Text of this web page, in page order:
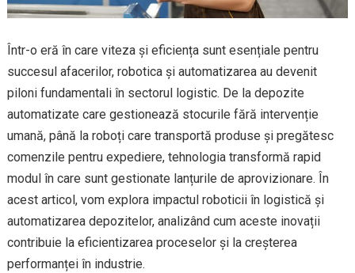
Într-o eră în care viteza și eficiența sunt esențiale pentru
succesul afacerilor, robotica și automatizarea au devenit
piloni fundamentali în sectorul logistic. De la depozite
automatizate care gestionează stocurile fără intervenție
umană, până la roboți care transportă produse și pregătesc
comenzile pentru expediere, tehnologia transformă rapid
modul în care sunt gestionate lanțurile de aprovizionare. În
acest articol, vom explora impactul roboticii în logistică și
automatizarea depozitelor, analizând cum aceste inovații
contribuie la eficientizarea proceselor și la creșterea
performanței în industrie.